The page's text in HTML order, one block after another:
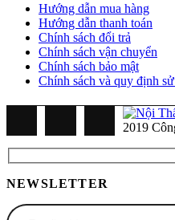
Hướng dẫn mua hàng
Hướng dẫn thanh toán
Chính sách đổi trả
Chính sách vận chuyển
Chính sách bảo mật
Chính sách và quy định
2019
NEWSLETTER